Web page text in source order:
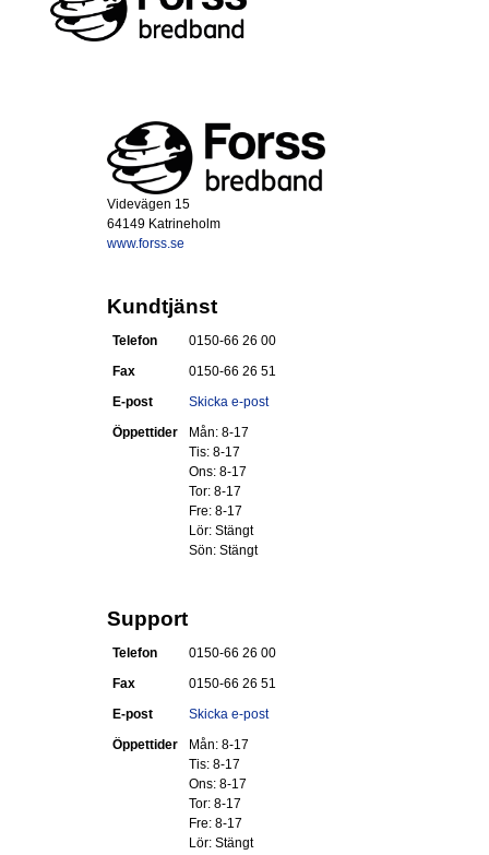
Videvägen 15
64149 Katrineholm
www.forss.se
Kundtjänst
Telefon
0150-66 26 00
Fax
0150-66 26 51
E-post
Skicka e-post
Öppettider
Mån: 8-17
Tis: 8-17
Ons: 8-17
Tor: 8-17
Fre: 8-17
Lör: Stängt
Sön: Stängt
Support
Telefon
0150-66 26 00
Fax
0150-66 26 51
E-post
Skicka e-post
Öppettider
Mån: 8-17
Tis: 8-17
Ons: 8-17
Tor: 8-17
Fre: 8-17
Lör: Stängt